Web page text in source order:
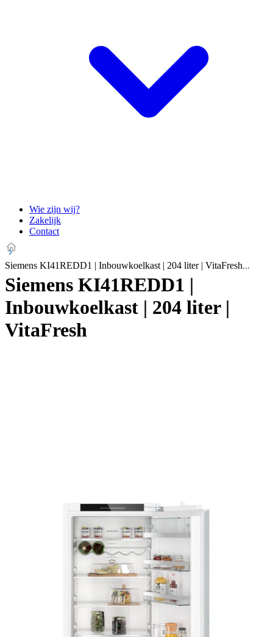
Wie zijn wij?
Zakelijk
Contact
Siemens KI41REDD1 | Inbouwkoelkast | 204 liter | VitaFresh
Siemens KI41REDD1 |
Inbouwkoelkast | 204 liter |
VitaFresh